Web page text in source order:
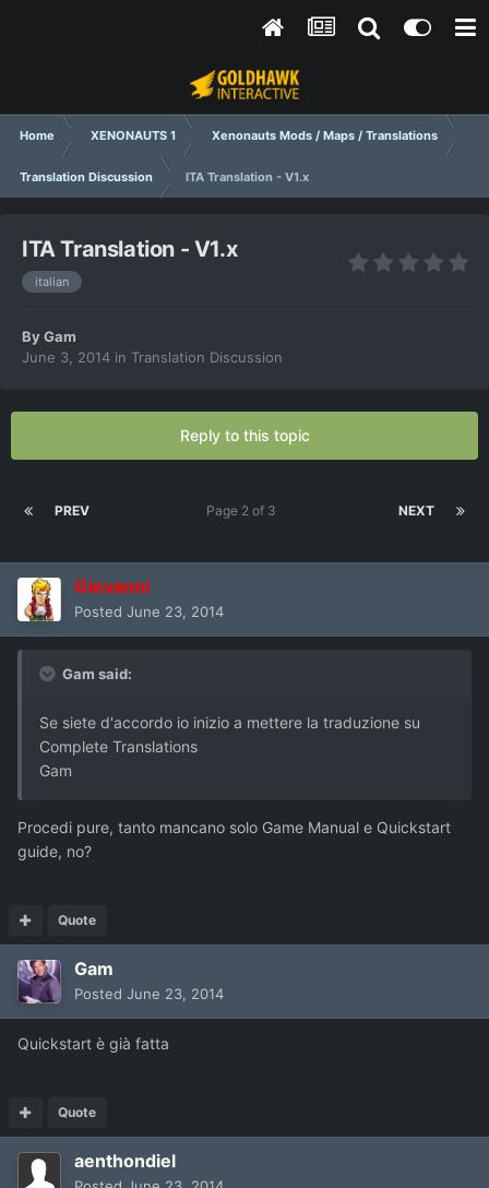
Home XENONAUTS 1 Xenonauts Mods / Maps / Translations
Translation Discussion ITA Translation - V1.x
ITA Translation - V1.x
italian
ByGam
June 3, 2014 in Translation Discussion
Reply to this topic
PREV NEXT
Page 2 of 3
Giovanni
Posted June 23, 2014
Gam said:
Se siete d'accordo io inizio a mettere la traduzione su
Complete Translations
Gam
Procedi pure, tanto mancano solo Game Manual e Quickstart
guide, no?
Quote
Gam
Posted June 23, 2014
Quickstart è già fatta
Quote
aenthondiel